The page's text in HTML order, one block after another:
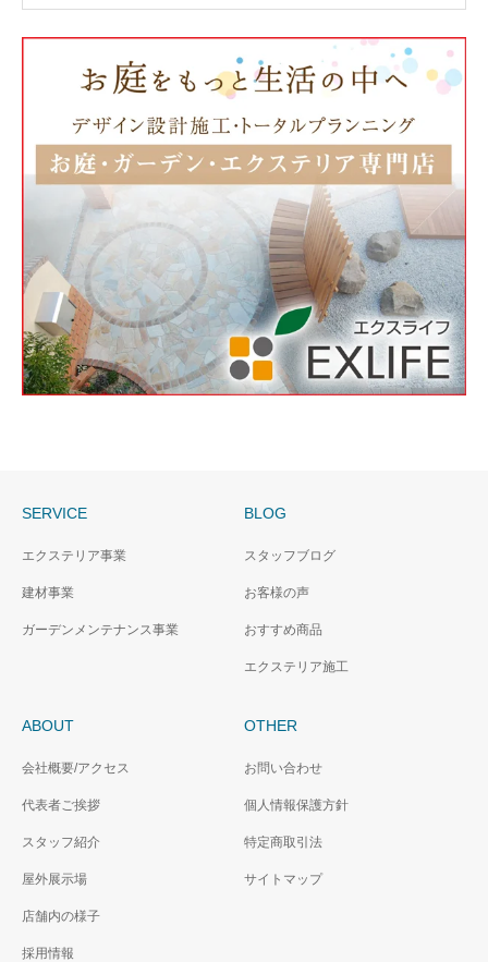
SERVICE
エクステリア事業
建材事業
ガーデンメンテナンス事業
BLOG
スタッフブログ
お客様の声
おすすめ商品
エクステリア施工
ABOUT
会社概要/アクセス
代表者ご挨拶
スタッフ紹介
屋外展示場
店舗内の様子
採用情報
OTHER
お問い合わせ
個人情報保護方針
特定商取引法
サイトマップ